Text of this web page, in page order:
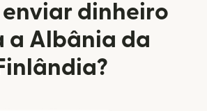
enviar dinheiro
a Albânia da
Finlândia?